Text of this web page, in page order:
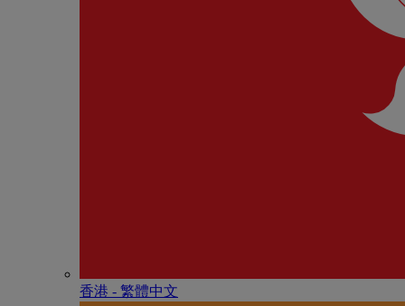
香港 - 繁體中文